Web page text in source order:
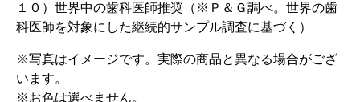
１０）世界中の歯科医師推奨（※Ｐ＆Ｇ調べ。世界の歯
科医師を対象にした継続的サンプル調査に基づく）
※写真はイメージです。実際の商品と異なる場合がござ
います。
※お色は選べません。